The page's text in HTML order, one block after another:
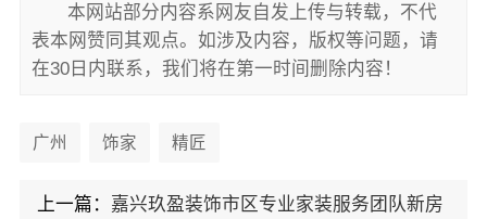
本网站部分内容系网友自发上传与转载，不代
表本网赞同其观点。如涉及内容，版权等问题，请
在30日内联系，我们将在第一时间删除内容！
广州 饰家 精匠
上一篇： 嘉兴玖盈装饰市区专业家装服务团队新房